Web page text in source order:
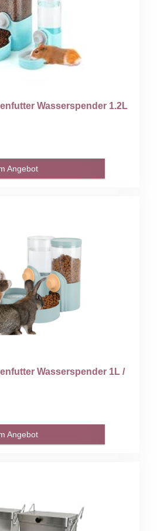
Wasserspender 1.2L
Angebot
Wasserspender 1L /
Angebot